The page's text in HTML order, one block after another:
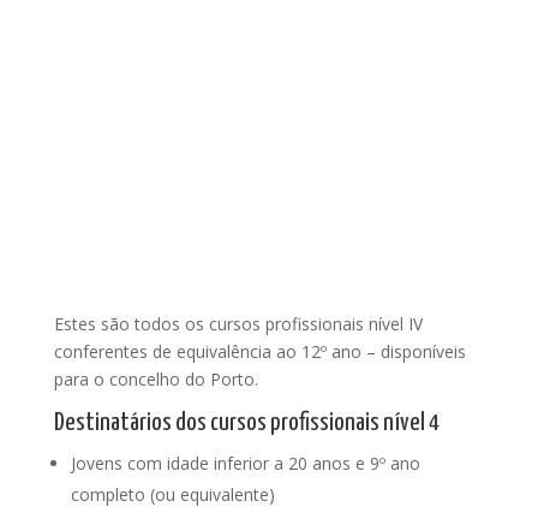
Estes são todos os cursos profissionais nível IV
conferentes de equivalência ao 12º ano – disponíveis
para o concelho do Porto.
Destinatários dos cursos profissionais nível 4
Jovens com idade inferior a 20 anos e 9º ano
completo (ou equivalente)